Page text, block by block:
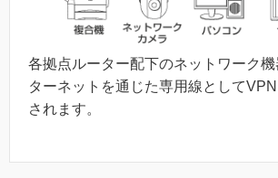
各拠点ルーター配下のネットワーク
ターネットを通じた専用線として
されます。